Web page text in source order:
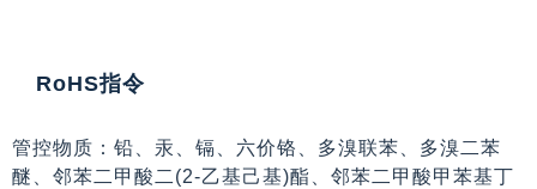
RoHS指令
管控物质：铅、汞、镉、六价铬、多溴联苯、多溴二苯
醚、邻苯二甲酸二(2-乙基己基)酯、邻苯二甲酸甲苯基丁